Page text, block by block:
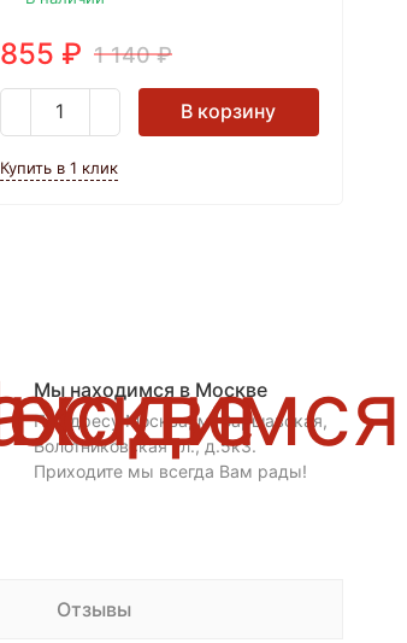
855 ₽ 1 140₽
В корзину
Купить в 1 клик
Мы находимся в Москве
По адресу Москва, м. Варшавская,
Болотниковская ул., д.5к3.
Приходите мы всегда Вам рады!
Отзывы